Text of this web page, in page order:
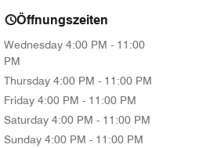
Öffnungszeiten
Wednesday 4:00 PM - 11:00
PM
Thursday 4:00 PM - 11:00 PM
Friday 4:00 PM - 11:00 PM
Saturday 4:00 PM - 11:00 PM
Sunday 4:00 PM - 11:00 PM